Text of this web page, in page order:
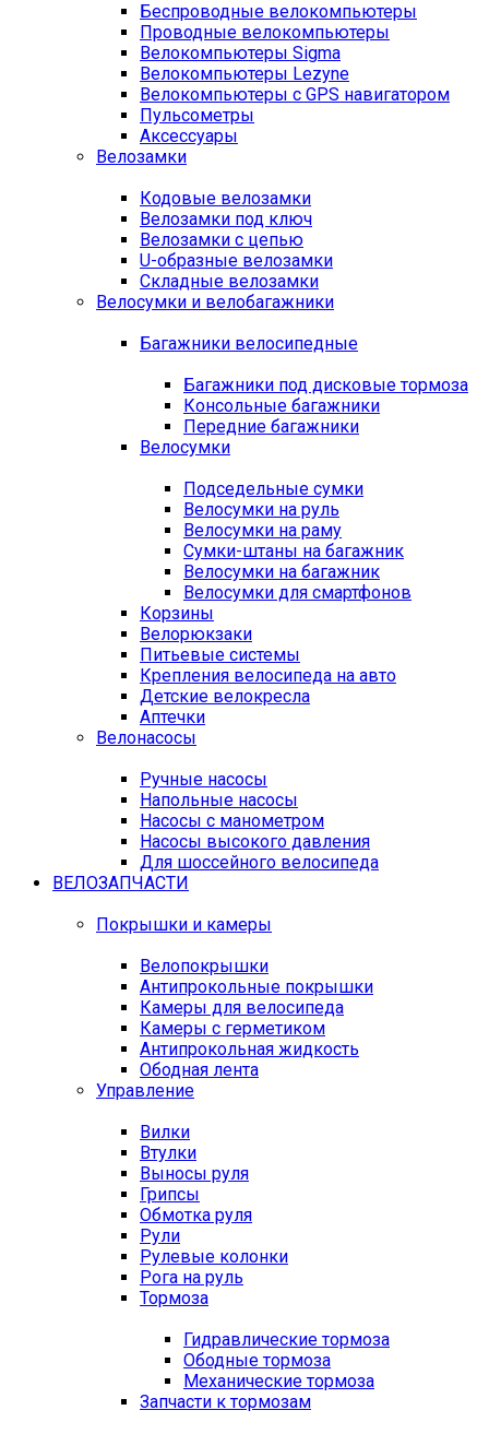
Беспроводные велокомпьютеры
Проводные велокомпьютеры
Велокомпьютеры Sigma
Велокомпьютеры Lezyne
Велокомпьютеры с GPS навигатором
Пульсометры
Аксессуары
Велозамки
Кодовые велозамки
Велозамки под ключ
Велозамки с цепью
U-образные велозамки
Складные велозамки
Велосумки и велобагажники
Багажники велосипедные
Багажники под дисковые тормоза
Консольные багажники
Передние багажники
Велосумки
Подседельные сумки
Велосумки на руль
Велосумки на раму
Сумки-штаны на багажник
Велосумки на багажник
Велосумки для смартфонов
Корзины
Велорюкзаки
Питьевые системы
Крепления велосипеда на авто
Детские велокресла
Аптечки
Велонасосы
Ручные насосы
Напольные насосы
Насосы с манометром
Насосы высокого давления
Для шоссейного велосипеда
ВЕЛОЗАПЧАСТИ
Покрышки и камеры
Велопокрышки
Антипрокольные покрышки
Камеры для велосипеда
Камеры с герметиком
Антипрокольная жидкость
Ободная лента
Управление
Вилки
Втулки
Выносы руля
Грипсы
Обмотка руля
Рули
Рулевые колонки
Рога на руль
Тормоза
Гидравлические тормоза
Ободные тормоза
Механические тормоза
Запчасти к тормозам